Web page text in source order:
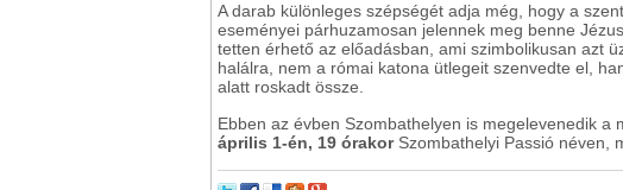
A darab különleges szépségét adja még, hogy a
eseményei párhuzamosan jelennek meg benne
tetten érhető az előadásban, ami szimbolikusan azt
halálra, nem a római katona ütlegeit szenvedte el,
alatt roskadt össze.
Ebben az évben Szombathelyen is megelevenedik a
április 1-én, 19 órakorSzombathelyi Passió néven,